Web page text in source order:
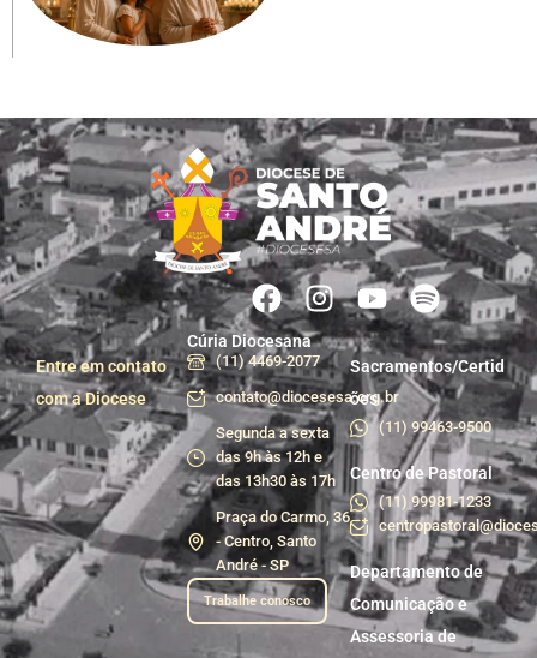
Entre em contato
com a Diocese
Cúria Diocesana
(11) 4469-2077
contato@diocesesa.org.br
Segunda a sexta
das 9h às 12h e
das 13h30 às 17h
Praça do Carmo, 36
- Centro, Santo
André - SP
Trabalhe conosco
Sacramentos/Certid
ões
(11) 99463-9500
Centro de Pastoral
(11) 99981-1233
Departamento de
Comunicação e
Assessoria de